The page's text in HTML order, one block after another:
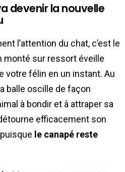
devenir la nouvelle
l’attention du chat, c’est le
monté sur ressort éveille
votre félin en un instant. Au
balle oscille de façon
à bondir et à attraper sa
efficacement son
le canapé reste